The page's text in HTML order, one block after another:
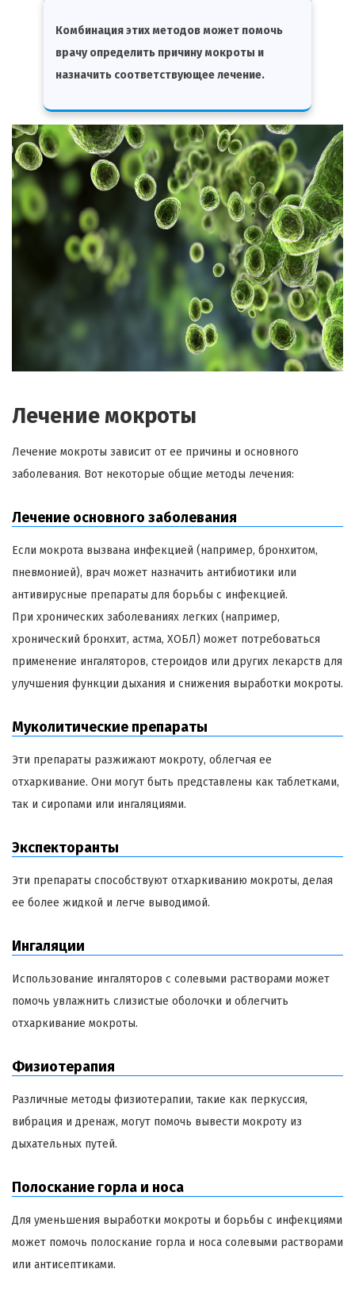
Комбинация этих методов может помочь
врачу определить причину мокроты и
назначить соответствующее лечение.
Лечение мокроты
Лечение мокроты зависит от ее причины и основного
заболевания. Вот некоторые общие методы лечения:
Лечение основного заболевания
Если мокрота вызвана инфекцией (например, бронхитом,
пневмонией), врач может назначить антибиотики или
антивирусные препараты для борьбы с инфекцией.
При хронических заболеваниях легких (например,
хронический бронхит, астма, ХОБЛ) может потребоваться
применение ингаляторов, стероидов или других лекарств для
улучшения функции дыхания и снижения выработки мокроты.
Муколитические препараты
Эти препараты разжижают мокроту, облегчая ее
отхаркивание. Они могут быть представлены как таблетками,
так и сиропами или ингаляциями.
Экспекторанты
Эти препараты способствуют отхаркиванию мокроты, делая
ее более жидкой и легче выводимой.
Ингаляции
Использование ингаляторов с солевыми растворами может
помочь увлажнить слизистые оболочки и облегчить
отхаркивание мокроты.
Физиотерапия
Различные методы физиотерапии, такие как перкуссия,
вибрация и дренаж, могут помочь вывести мокроту из
дыхательных путей.
Полоскание горла и носа
Для уменьшения выработки мокроты и борьбы с инфекциями
может помочь полоскание горла и носа солевыми растворами
или антисептиками.